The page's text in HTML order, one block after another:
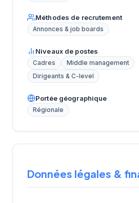
Méthodes de recrutement
Annonces & job boards
Niveaux de postes
Cadres
Middle management
Dirigeants & C-level
Portée géographique
Régionale
Données légales &